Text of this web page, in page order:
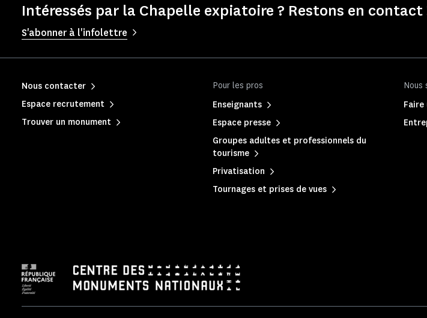
Intéressés par la Chapelle expiatoire ? Restons en contact
S'abonner à l'infolettre
Pour les pros
Enseignants
Espace presse
Groupes adultes et professionnels du
tourisme
Privatisation
Tournages et prises de vues
Nous
Nous contacter
Espace recrutement
Trouver un monument